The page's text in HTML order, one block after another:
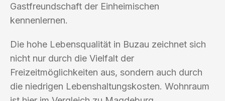
Gastfreundschaft der Einheimischen
kennenlernen.
Die hohe Lebensqualität in Buzau zeichnet sich
nicht nur durch die Vielfalt der
Freizeitmöglichkeiten aus, sondern auch durch
die niedrigen Lebenshaltungskosten. Wohnraum